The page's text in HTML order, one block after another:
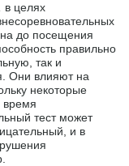
целях
до посещения
правильно
так и
Они влияют на
некоторые
время
тест может
и в